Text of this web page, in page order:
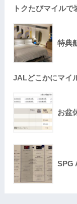
トクたびマイルで
特典
JALどこかにマイ
お盆
SPG